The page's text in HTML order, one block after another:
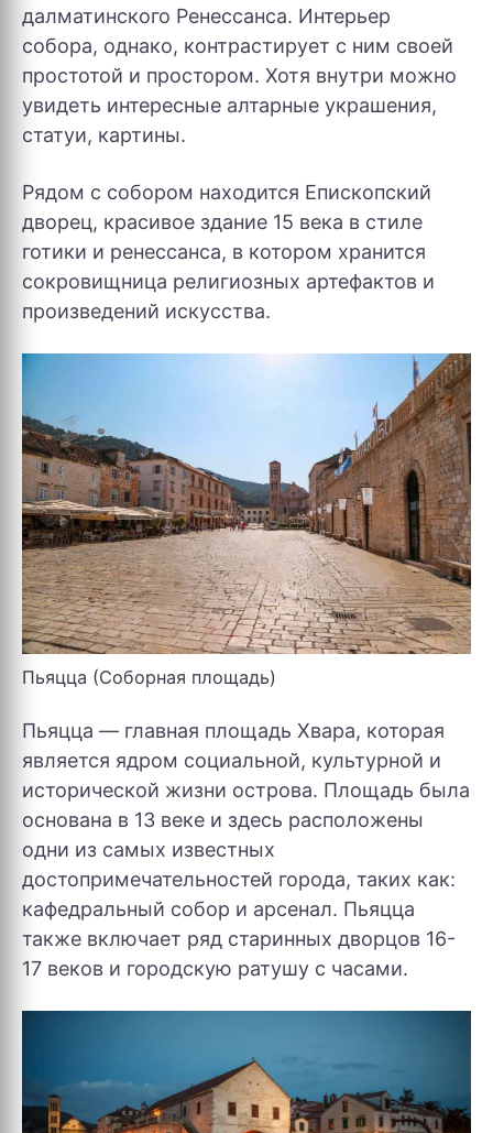
далматинского Ренессанса. Интерьер
собора, однако, контрастирует с ним своей
простотой и простором. Хотя внутри можно
увидеть интересные алтарные украшения,
статуи, картины.
Рядом с собором находится Епископский
дворец, красивое здание 15 века в стиле
готики и ренессанса, в котором хранится
сокровищница религиозных артефактов и
произведений искусства.
Пьяцца (Соборная площадь)
Пьяцца — главная площадь Хвара, которая
является ядром социальной, культурной и
исторической жизни острова. Площадь была
основана в 13 веке и здесь расположены
одни из самых известных
достопримечательностей города, таких как:
кафедральный собор и арсенал. Пьяцца
также включает ряд старинных дворцов 16-
17 веков и городскую ратушу с часами.